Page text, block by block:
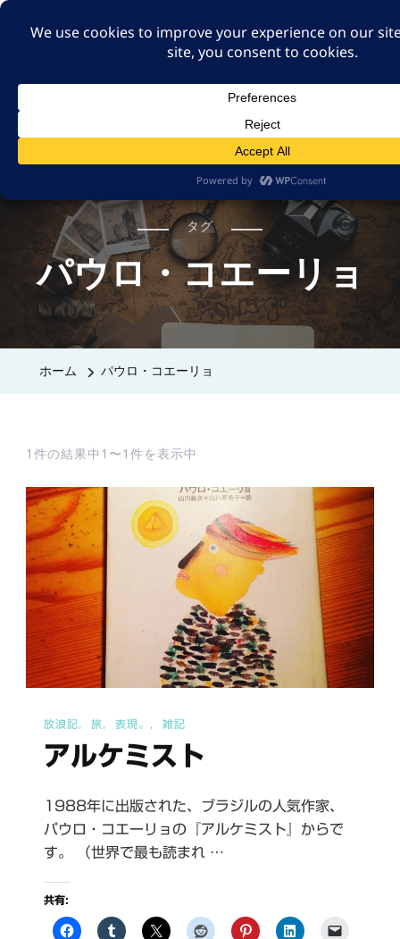
A GUT FEELING 7TH
身近な旅の記録や記憶、たまには思ったことも残そ
タグ
パウロ・コエーリョ
ホーム パウロ・コエーリョ
1件の結果中1〜1件を表示中
放浪記 旅 表現。 雑記
アルケミスト
1988年に出版された、ブラジルの人気作家、
パウロ・コエーリョの『アルケミスト』からで
す。 （世界で最も読まれ …
共有: